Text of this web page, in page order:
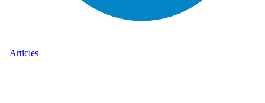
Articles